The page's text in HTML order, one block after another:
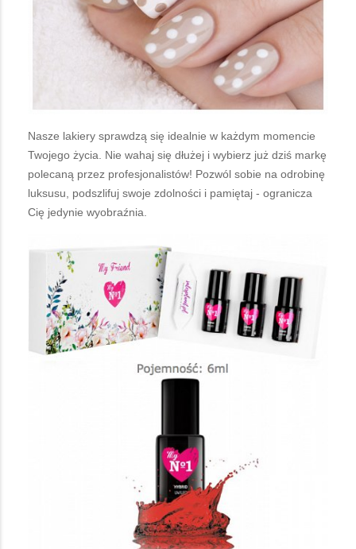
Nasze lakiery sprawdzą się idealnie w każdym momencie
Twojego życia. Nie wahaj się dłużej i wybierz już dziś markę
polecaną przez profesjonalistów! Pozwól sobie na odrobinę
luksusu, podszlifuj swoje zdolności i pamiętaj - ogranicza
Cię jedynie wyobraźnia.